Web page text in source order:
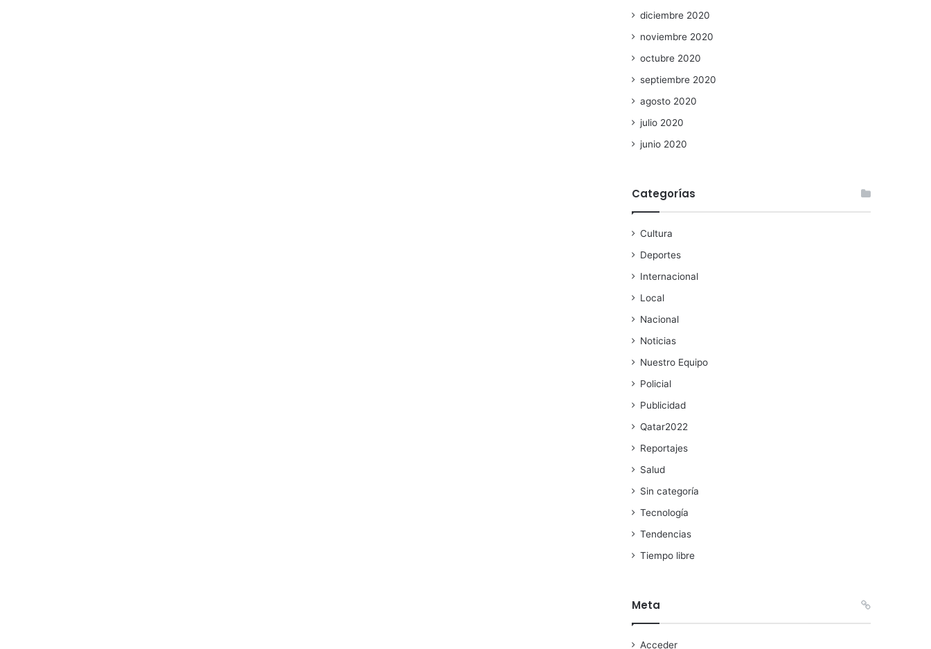
diciembre 2020
noviembre 2020
octubre 2020
septiembre 2020
agosto 2020
julio 2020
junio 2020
Categorías
Cultura
Deportes
Internacional
Local
Nacional
Noticias
Nuestro Equipo
Policial
Publicidad
Qatar2022
Reportajes
Salud
Sin categoría
Tecnología
Tendencias
Tiempo libre
Meta
Acceder